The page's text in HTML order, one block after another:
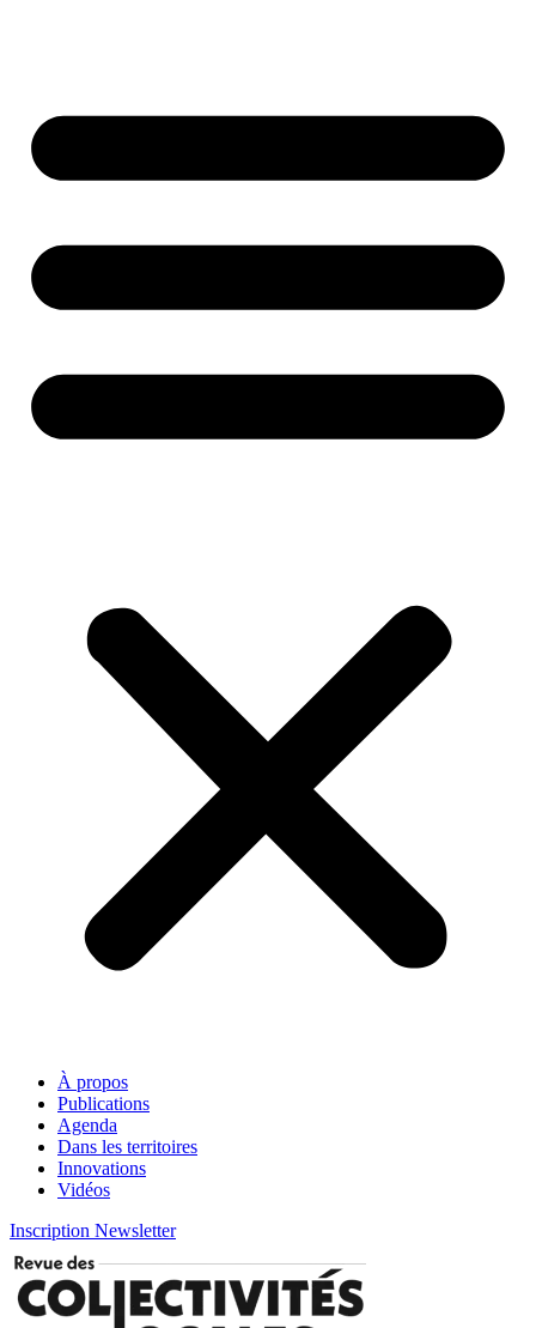
À propos
Publications
Agenda
Dans les territoires
Innovations
Vidéos
Inscription Newsletter